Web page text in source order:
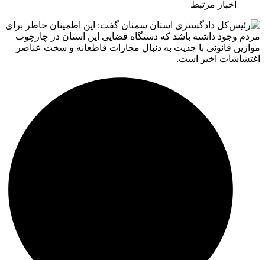
اخبار مرتبط